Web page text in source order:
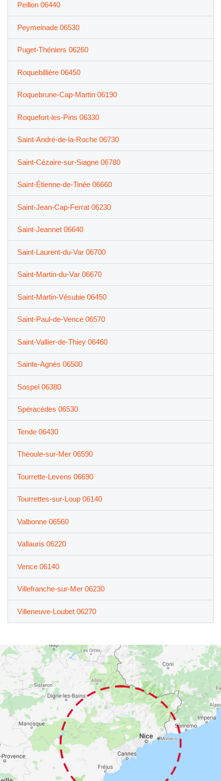
Peillon 06440
Peymeinade 06530
Puget-Théniers 06260
Roquebillière 06450
Roquebrune-Cap-Martin 06190
Roquefort-les-Pins 06330
Saint-André-de-la-Roche 06730
Saint-Cézaire-sur-Siagne 06780
Saint-Étienne-de-Tinée 06660
Saint-Jean-Cap-Ferrat 06230
Saint-Jeannet 06640
Saint-Laurent-du-Var 06700
Saint-Martin-du-Var 06670
Saint-Martin-Vésubie 06450
Saint-Paul-de-Vence 06570
Saint-Vallier-de-Thiey 06460
Sainte-Agnès 06500
Sospel 06380
Spéracèdes 06530
Tende 06430
Théoule-sur-Mer 06590
Tourrette-Levens 06690
Tourrettes-sur-Loup 06140
Valbonne 06560
Vallauris 06220
Vence 06140
Villefranche-sur-Mer 06230
Villeneuve-Loubet 06270